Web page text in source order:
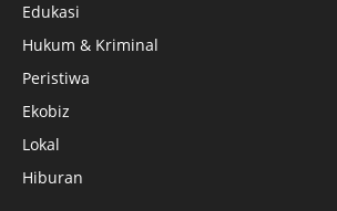
Edukasi
Hukum & Kriminal
Peristiwa
Ekobiz
Lokal
Hiburan